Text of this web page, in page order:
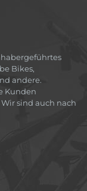
Bikes,
andere.
Kunden
sind auch nach